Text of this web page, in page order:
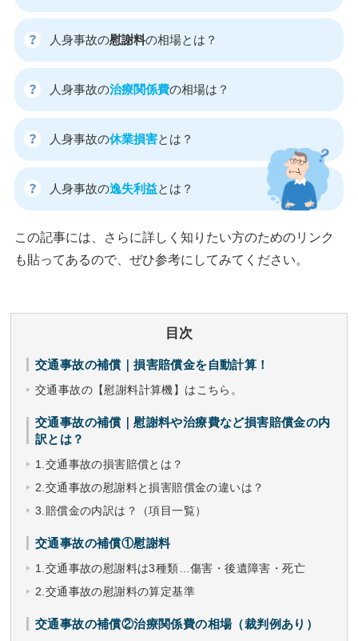
人身事故の慰謝料の相場とは？
人身事故の治療関係費の相場は？
人身事故の休業損害とは？
人身事故の逸失利益とは？
この記事には、さらに詳しく知りたい方のためのリンク
も貼ってあるので、ぜひ参考にしてみてください。
目次
交通事故の補償｜損害賠償金を自動計算！
交通事故の【慰謝料計算機】はこちら。
交通事故の補償｜慰謝料や治療費など損害賠償金の内
訳とは？
1.交通事故の損害賠償とは？
2.交通事故の慰謝料と損害賠償金の違いは？
3.賠償金の内訳は？（項目一覧）
交通事故の補償①慰謝料
1.交通事故の慰謝料は3種類…傷害・後遺障害・死亡
2.交通事故の慰謝料の算定基準
交通事故の補償②治療関係費の相場（裁判例あり）